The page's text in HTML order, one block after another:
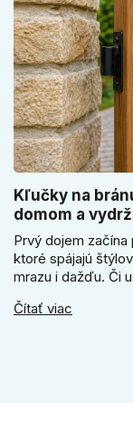
Kľučky na
domom a
Prvý dojem začína
ktoré spájajú
mrazu i dažďu. Či
vydrží roky.
Čítať viac